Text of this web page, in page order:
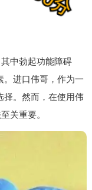
中勃起功能障碍
。进口伟哥，作为一
择。然而，在使用伟
关重要。